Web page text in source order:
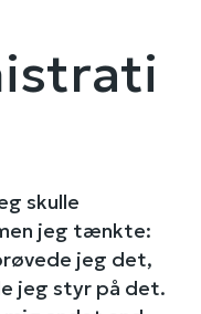
skulle
jeg tænkte:
jeg det,
jeg styr på det.